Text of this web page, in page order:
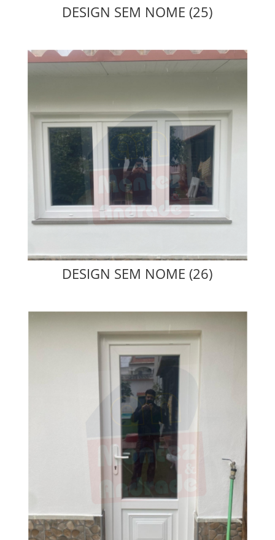
DESIGN SEM NOME (25)
DESIGN SEM NOME (26)